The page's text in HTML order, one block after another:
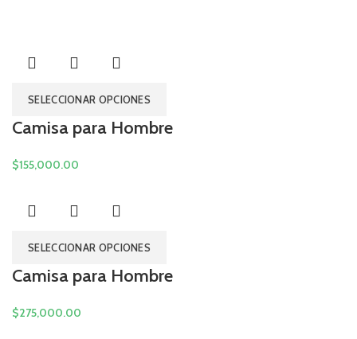
SELECCIONAR OPCIONES
Camisa para Hombre
$
SELECCIONAR OPCIONES
Camisa para Hombre
$